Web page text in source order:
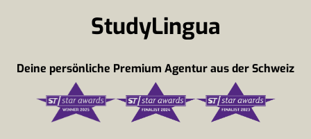
StudyLingua
Deine persönliche Premium Agentur aus der Schweiz